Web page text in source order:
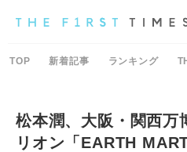
TOP 新着記事 ランキング
松本潤、大阪・関西万
リオン「EARTH